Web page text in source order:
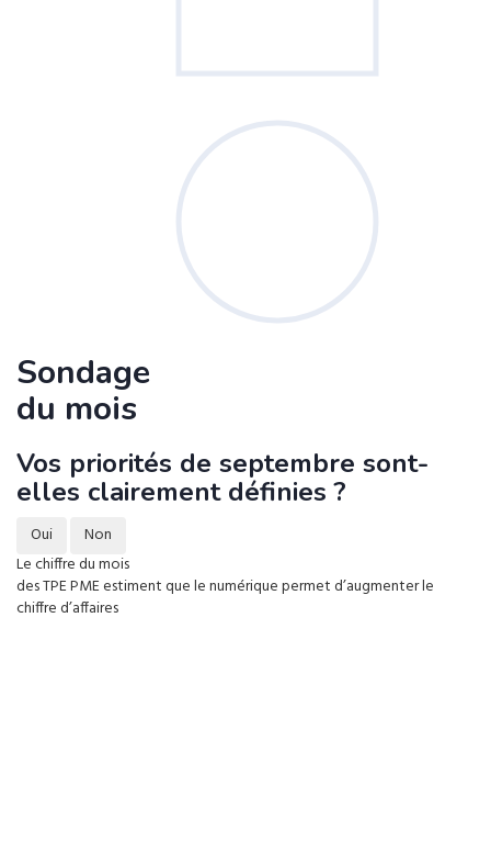
Sondage
du mois
Vos priorités de septembre sont-
elles clairement définies ?
Oui
Non
Le chiffre du mois
des TPE PME estiment que le numérique permet d’augmenter le
chiffre d’affaires